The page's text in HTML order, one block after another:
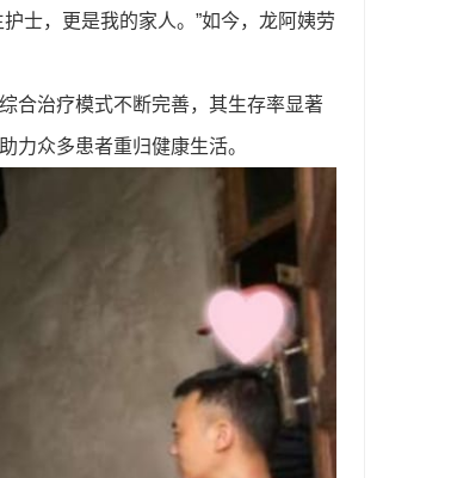
士，更是我的家人。”如今，龙阿姨劳
合治疗模式不断完善，其生存率显著
力众多患者重归健康生活。